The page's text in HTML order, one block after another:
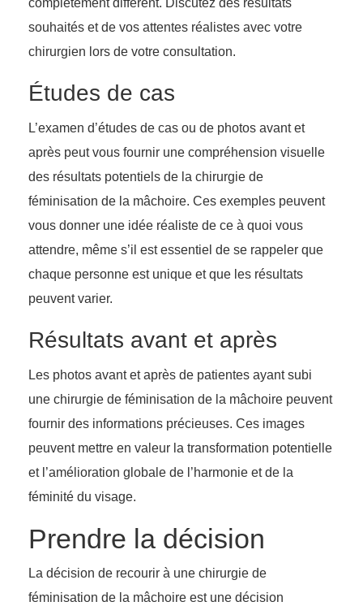
complètement différent. Discutez des résultats
souhaités et de vos attentes réalistes avec votre
chirurgien lors de votre consultation.
Études de cas
L’examen d’études de cas ou de photos avant et
après peut vous fournir une compréhension visuelle
des résultats potentiels de la chirurgie de
féminisation de la mâchoire. Ces exemples peuvent
vous donner une idée réaliste de ce à quoi vous
attendre, même s’il est essentiel de se rappeler que
chaque personne est unique et que les résultats
peuvent varier.
Résultats avant et après
Les photos avant et après de patientes ayant subi
une chirurgie de féminisation de la mâchoire peuvent
fournir des informations précieuses. Ces images
peuvent mettre en valeur la transformation potentielle
et l’amélioration globale de l’harmonie et de la
féminité du visage.
Prendre la décision
La décision de recourir à une chirurgie de
féminisation de la mâchoire est une décision